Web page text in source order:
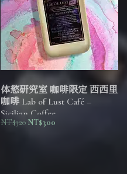
体慾研究室 咖啡限定 西西里
咖啡 Lab of Lust Café –
Sicilian Coffee
NT$320 NT$300